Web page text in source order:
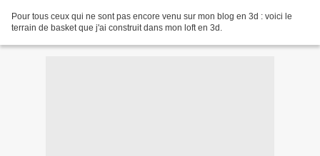
Pour tous ceux qui ne sont pas encore venu sur mon blog en 3d : voici le
terrain de basket que j'ai construit dans mon loft en 3d.